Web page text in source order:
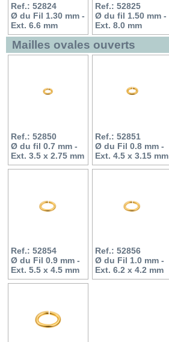
Ref.: 52824
Ø du Fil 1.30 mm -
Ext. 6.6 mm
Ref.: 52825
Ø du fil 1.50 mm -
Ext. 8.0 mm
Mailles ovales ouverts
Ref.: 52850
Ø du fil 0.7 mm -
Ext. 3.5 x 2.75 mm
Ref.: 52851
Ø du Fil 0.8 mm -
Ext. 4.5 x 3.15 mm
Ref.: 52854
Ø du Fil 0.9 mm -
Ext. 5.5 x 4.5 mm
Ref.: 52856
Ø du Fil 1.0 mm -
Ext. 6.2 x 4.2 mm